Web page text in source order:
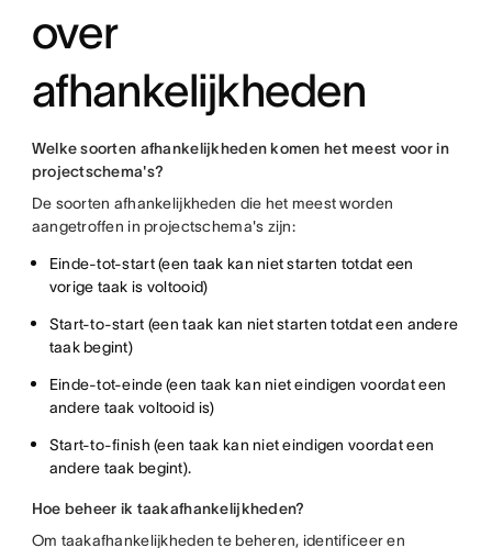
over
afhankelijkheden
Welke soorten afhankelijkheden komen het meest voor in
projectschema's?
De soorten afhankelijkheden die het meest worden
aangetroffen in projectschema's zijn:
Einde-tot-start (een taak kan niet starten totdat een
vorige taak is voltooid)
Start-to-start (een taak kan niet starten totdat een andere
taak begint)
Einde-tot-einde (een taak kan niet eindigen voordat een
andere taak voltooid is)
Start-to-finish (een taak kan niet eindigen voordat een
andere taak begint).
Hoe beheer ik taakafhankelijkheden?
Om taakafhankelijkheden te beheren, identificeer en